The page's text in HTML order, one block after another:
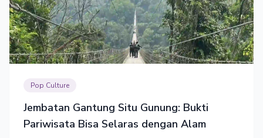
Pop Culture
Jembatan Gantung Situ Gunung: Bukti
Pariwisata Bisa Selaras dengan Alam